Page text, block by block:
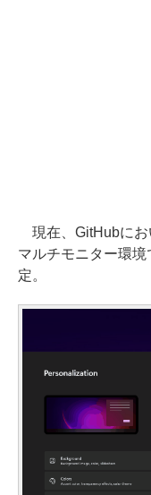
現在、GitHubにお
マルチモニター環
定。